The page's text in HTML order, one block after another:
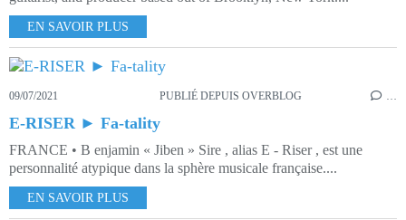
EN SAVOIR PLUS
09/07/2021 PUBLIÉ DEPUIS OVERBLOG
E-RISER ► Fa-tality
FRANCE • B enjamin « Jiben » Sire , alias E - Riser , est une
personnalité atypique dans la sphère musicale française....
EN SAVOIR PLUS